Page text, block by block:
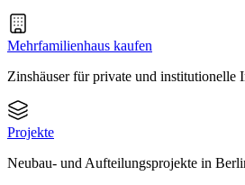
Mehrfamilienhaus kaufen
Zinshäuser für private und institutionelle
Projekte
Neubau- und Aufteilungsprojekte in